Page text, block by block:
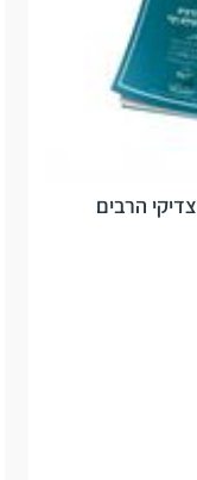
הרבים